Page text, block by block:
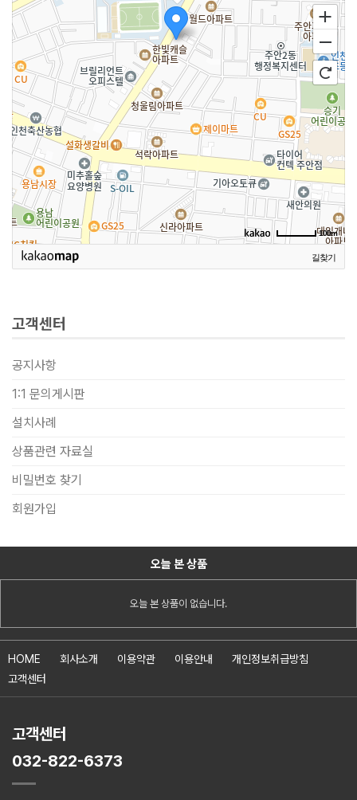
고객센터
공지사항
1:1 문의게시판
설치사례
상품관련 자료실
비밀번호 찾기
회원가입
오늘 본 상품
오늘 본 상품이 없습니다.
HOME 회사소개 이용약관 이용안내
개인정보취급방침
고객센터
고객센터
032-822-6373